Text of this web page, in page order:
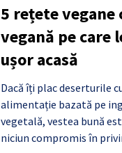
5 rețete vegane
vegană pe care
ușor acasă
Dacă îți plac deserturile
alimentație bazată pe
vegetală, vestea bună
niciun compromis în